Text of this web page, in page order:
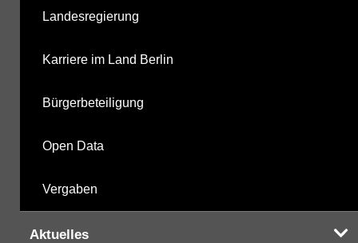
Landesregierung
Karriere im Land Berlin
Bürgerbeteiligung
Open Data
Vergaben
Aktuelles